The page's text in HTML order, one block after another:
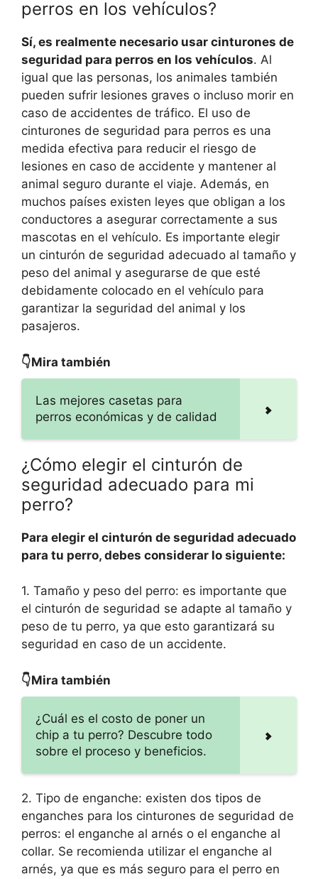
perros en los vehículos?
Sí, es realmente necesario usar cinturones de
seguridad para perros en los vehículos. Al
igual que las personas, los animales también
pueden sufrir lesiones graves o incluso morir en
caso de accidentes de tráfico. El uso de
cinturones de seguridad para perros es una
medida efectiva para reducir el riesgo de
lesiones en caso de accidente y mantener al
animal seguro durante el viaje. Además, en
muchos países existen leyes que obligan a los
conductores a asegurar correctamente a sus
mascotas en el vehículo. Es importante elegir
un cinturón de seguridad adecuado al tamaño y
peso del animal y asegurarse de que esté
debidamente colocado en el vehículo para
garantizar la seguridad del animal y los
pasajeros.
👇Mira también
Las mejores casetas para
perros económicas y de calidad
¿Cómo elegir el cinturón de
seguridad adecuado para mi
perro?
Para elegir el cinturón de seguridad adecuado
para tu perro, debes considerar lo siguiente:
1. Tamaño y peso del perro: es importante que
el cinturón de seguridad se adapte al tamaño y
peso de tu perro, ya que esto garantizará su
seguridad en caso de un accidente.
👇Mira también
¿Cuál es el costo de poner un
chip a tu perro? Descubre todo
sobre el proceso y beneficios.
2. Tipo de enganche: existen dos tipos de
enganches para los cinturones de seguridad de
perros: el enganche al arnés o el enganche al
collar. Se recomienda utilizar el enganche al
arnés, ya que es más seguro para el perro en